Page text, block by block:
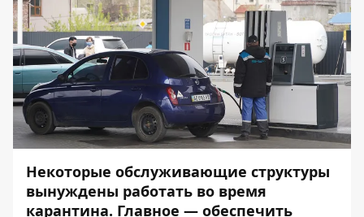
Некоторые обслуживающие структуры
вынуждены работать во время
карантина. Главное — обеспечить